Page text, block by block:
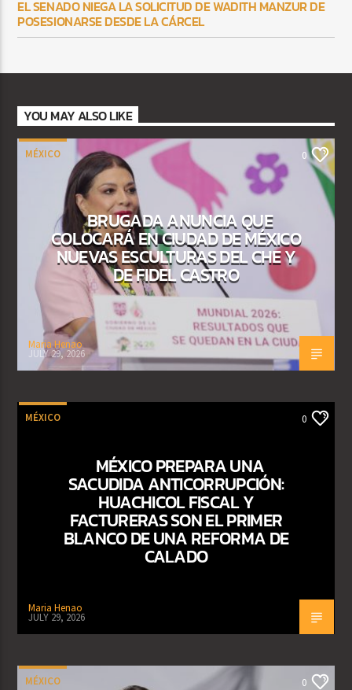
EL SENADO NIEGA LA SOLICITUD DE WADITH MANZUR DE
POSESIONARSE DESDE LA CÁRCEL
YOU MAY ALSO LIKE
MÉXICO 0
BRUGADA ANUNCIA QUE
COLOCARÁ EN CIUDAD DE MÉXICO
NUEVAS ESCULTURAS DEL CHE Y
DE FIDEL CASTRO
Maria Henao
JULY 29, 2026
MÉXICO 0
MÉXICO PREPARA UNA
SACUDIDA ANTICORRUPCIÓN:
HUACHICOL FISCAL Y
FACTURERAS SON EL PRIMER
BLANCO DE UNA REFORMA DE
CALADO
Maria Henao
JULY 29, 2026
MÉXICO 0